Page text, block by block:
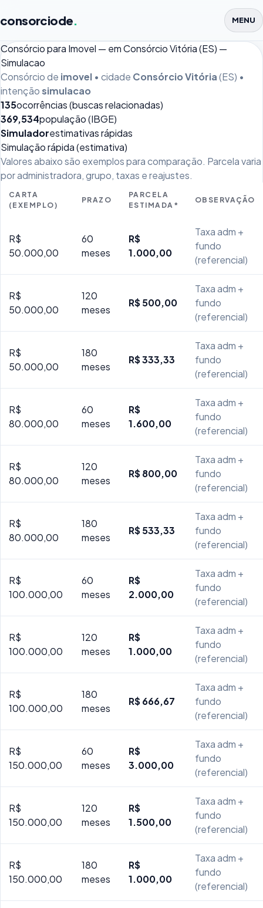
consorciode. MENU
Consórcio para Imovel — em Consórcio Vitória (ES) —
Simulacao
Consórcio de imovel • cidade Consórcio Vitória(ES) •
intençãosimulacao
135ocorrências (buscas relacionadas)
369,534população (IBGE)
Simuladorestimativas rápidas
Simulação rápida (estimativa)
Valores abaixo são exemplos para comparação. Parcela varia
por administradora, grupo, taxas e reajustes.
CARTA
(EXEMPLO)
PRAZO
PARCELA
ESTIMADA*
OBSERVAÇÃO
R$
50.000,00
60
meses
R$
1.000,00
Taxa adm +
fundo
(referencial)
R$
50.000,00
120
meses
R$ 500,00
Taxa adm +
fundo
(referencial)
R$
50.000,00
180
meses
R$ 333,33
Taxa adm +
fundo
(referencial)
R$
80.000,00
60
meses
R$
1.600,00
Taxa adm +
fundo
(referencial)
R$
80.000,00
120
meses
R$ 800,00
Taxa adm +
fundo
(referencial)
R$
80.000,00
180
meses
R$ 533,33
Taxa adm +
fundo
(referencial)
R$
100.000,00
60
meses
R$
2.000,00
Taxa adm +
fundo
(referencial)
R$
100.000,00
120
meses
R$
1.000,00
Taxa adm +
fundo
(referencial)
R$
100.000,00
180
meses
R$ 666,67
Taxa adm +
fundo
(referencial)
R$
150.000,00
60
meses
R$
3.000,00
Taxa adm +
fundo
(referencial)
R$
150.000,00
120
meses
R$
1.500,00
Taxa adm +
fundo
(referencial)
R$
150.000,00
180
meses
R$
1.000,00
Taxa adm +
fundo
(referencial)